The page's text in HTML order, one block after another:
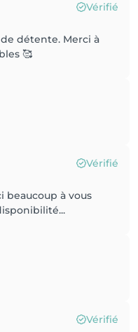
Vérifié
détente. Merci à
🥰
Vérifié
beaucoup à vous
Vérifié